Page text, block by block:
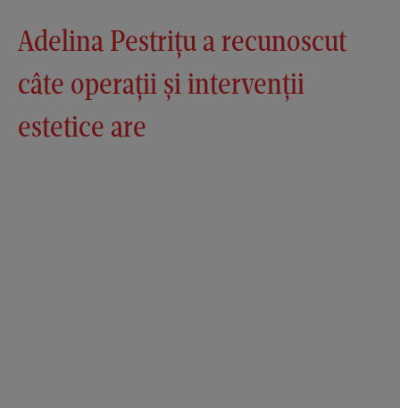
Adelina Pestrițu a recunoscut
câte operații și intervenții
estetice are